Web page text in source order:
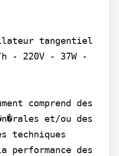
tangentiel
h - 220V - 37W -
comprend des
et/ou des
techniques
performance des